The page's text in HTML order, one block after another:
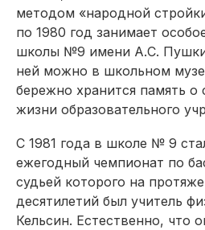
методом «народной
по 1980 год занимает
школы №9 имени А.С.
ней можно в школьном
бережно хранится память о
жизни образовательного
С 1981 года в школе № 9
ежегодный чемпионат по
судьей которого на
десятилетий был учитель
Кельсин. Естественно, что